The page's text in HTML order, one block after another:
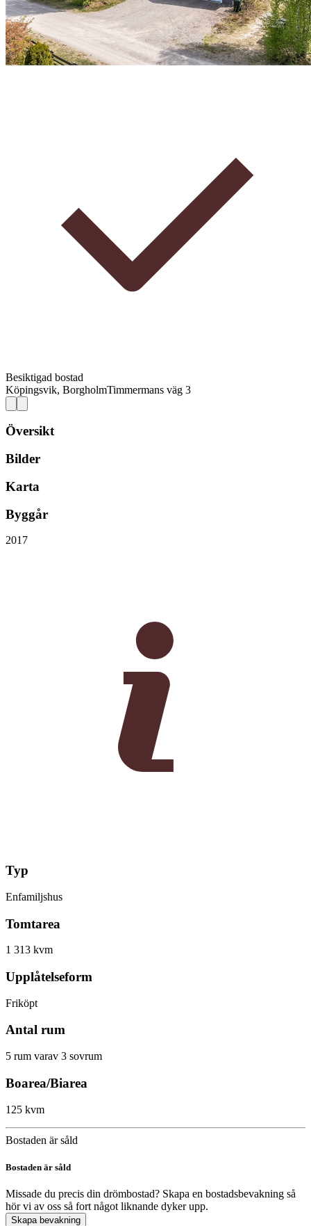
Besiktigad bostad
Köpingsvik, BorgholmTimmermans väg 3
Översikt
Bilder
Karta
Byggår
2017
Typ
Enfamiljshus
Tomtarea
1 313 kvm
Upplåtelseform
Friköpt
Antal rum
5 rum varav 3 sovrum
Boarea/Biarea
125 kvm
Bostaden är såld
Bostaden är såld
Missade du precis din drömbostad? Skapa en bostadsbevakning så
hör vi av oss så fort något liknande dyker upp.
Skapa bevakning